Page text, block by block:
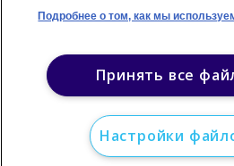
Подробнее о том, как мы
Принять все
Настройки